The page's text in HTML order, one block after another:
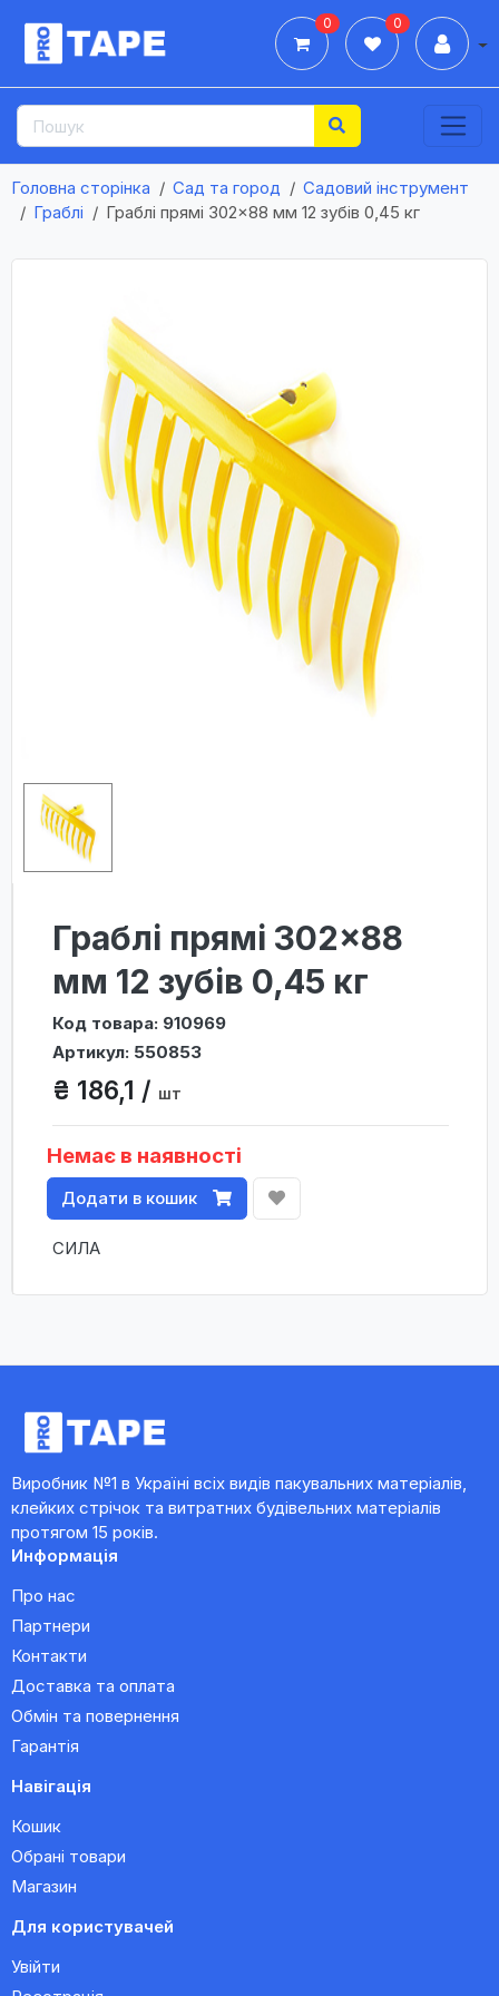
0 0
Головна сторінка Сад та город
Садовий інструмент
Граблі
Граблі прямі 302×88 мм 12 зубів 0,45 кг
Граблі прямі 302×88
мм 12 зубів 0,45 кг
Код товара: 910969
Артикул: 550853
₴ 186,1 / шт
Немає в наявності
Додати в кошик
СИЛА
Виробник №1 в Україні всіх видів пакувальних матеріалів,
клейких стрічок та витратних будівельних матеріалів
протягом 15 років.
Информація
Про нас
Партнери
Контакти
Доставка та оплата
Обмін та повернення
Гарантія
Навігація
Кошик
Обрані товари
Магазин
Для користувачей
Увійти